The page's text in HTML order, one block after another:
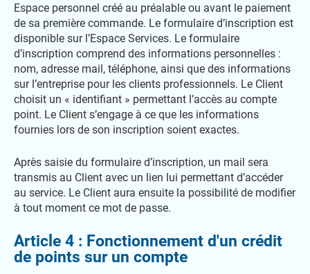
Espace personnel créé au préalable ou avant le paiement
de sa première commande. Le formulaire d’inscription est
disponible sur l’Espace Services. Le formulaire
d’inscription comprend des informations personnelles :
nom, adresse mail, téléphone, ainsi que des informations
sur l’entreprise pour les clients professionnels. Le Client
choisit un « identifiant » permettant l’accès au compte
point. Le Client s’engage à ce que les informations
fournies lors de son inscription soient exactes.
Après saisie du formulaire d’inscription, un mail sera
transmis au Client avec un lien lui permettant d’accéder
au service. Le Client aura ensuite la possibilité de modifier
à tout moment ce mot de passe.
Article 4 : Fonctionnement d'un crédit
de points sur un compte